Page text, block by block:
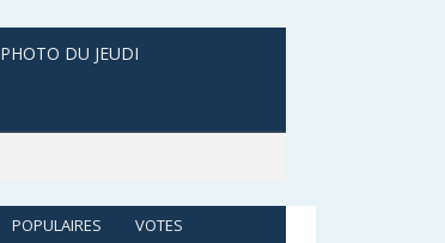
PHOTO DU JEUDI
POPULAIRES VOTES